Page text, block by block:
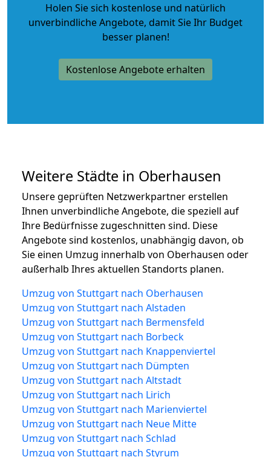
Holen Sie sich kostenlose und natürlich
unverbindliche Angebote, damit Sie Ihr Budget
besser planen!
Kostenlose Angebote erhalten
Weitere Städte in Oberhausen
Unsere geprüften Netzwerkpartner erstellen
Ihnen unverbindliche Angebote, die speziell auf
Ihre Bedürfnisse zugeschnitten sind. Diese
Angebote sind kostenlos, unabhängig davon, ob
Sie einen Umzug innerhalb von Oberhausen oder
außerhalb Ihres aktuellen Standorts planen.
Umzug von Stuttgart nach Oberhausen
Umzug von Stuttgart nach Alstaden
Umzug von Stuttgart nach Bermensfeld
Umzug von Stuttgart nach Borbeck
Umzug von Stuttgart nach Knappenviertel
Umzug von Stuttgart nach Dümpten
Umzug von Stuttgart nach Altstadt
Umzug von Stuttgart nach Lirich
Umzug von Stuttgart nach Marienviertel
Umzug von Stuttgart nach Neue Mitte
Umzug von Stuttgart nach Schlad
Umzug von Stuttgart nach Styrum